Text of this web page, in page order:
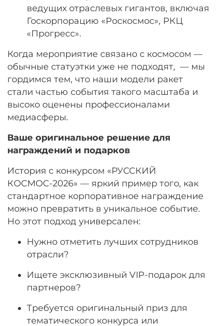
ведущих отраслевых гигантов, включая
Госкорпорацию «Роскосмос», РКЦ
«Прогресс».
Когда мероприятие связано с космосом —
обычные статуэтки уже не подходят, — мы
гордимся тем, что наши модели ракет
стали частью события такого масштаба и
высоко оценены профессионалами
медиасферы.
Ваше оригинальное решение для
награждений и подарков
История с конкурсом «РУССКИЙ
КОСМОС-2026» — яркий пример того, как
стандартное корпоративное награждение
можно превратить в уникальное событие.
Но этот подход универсален:
Нужно отметить лучших сотрудников
отрасли?
Ищете эксклюзивный VIP-подарок для
партнеров?
Требуется оригинальный приз для
тематического конкурса или